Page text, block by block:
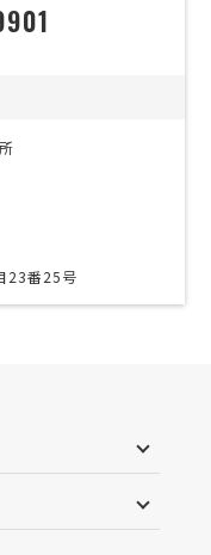
23番25号